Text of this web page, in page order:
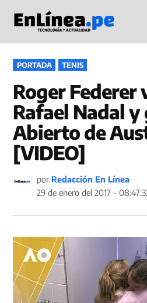
contenido
en
PUBLICADO
EN
PORTADA TENIS
Roger Federer
Rafael Nadal y
Abierto de
[VIDEO]
por Redacción En Línea
29 de enero del 2017 -